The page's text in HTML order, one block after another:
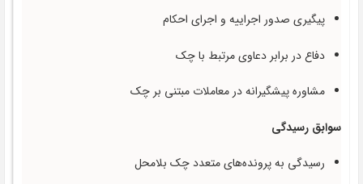
پیگیری صدور اجراییه و اجرای احکام
دفاع در برابر دعاوی مرتبط با چک
مشاوره پیشگیرانه در معاملات مبتنی بر چک
سوابق رسیدگی
رسیدگی به پرونده‌های متعدد چک بلامحل